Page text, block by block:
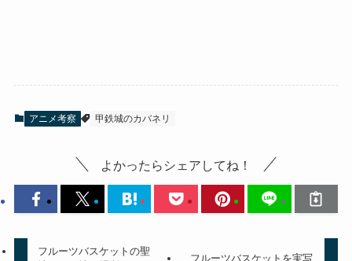
アニメ考察 甲鉄城のカバネリ
よかったらシェアしてね！
フルーツバスケットの聖
フルーツバスケットを実写